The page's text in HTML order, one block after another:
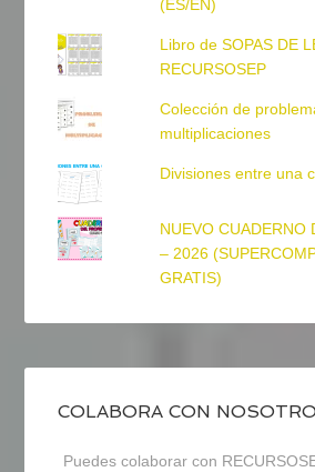
(ES/EN)
Libro de SOPAS DE
RECURSOSEP
Colección de
multiplicaciones
Divisiones entre una
NUEVO CUADERNO
– 2026
GRATIS)
COLABORA CON
Puedes colaborar con